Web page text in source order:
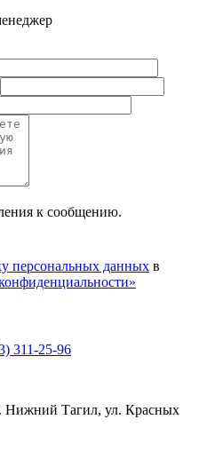
к сообщению.
персональных данных в
311-25-96
Нижний Тагил, ул. Красных